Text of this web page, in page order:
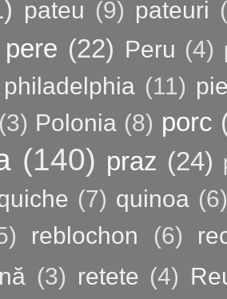
pateu (9) pateuri
pere (22) Peru (4)
philadelphia (11)
(3) Polonia (8) porc
(140) praz (24)
(7) quinoa
reblochon (6)
(3) retete (4)